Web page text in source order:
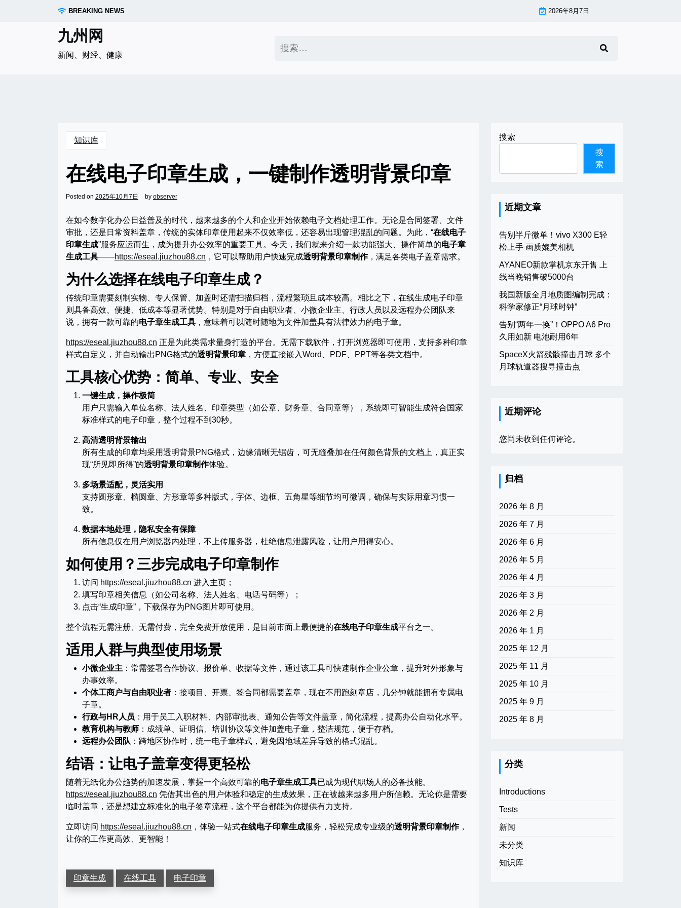
BREAKING NEWS 2026年8月7日
九州网
新闻、财经、健康
索：
知识库
在线电子印章生成，一键制作透明背景印章
Posted on 2025年10月7日 by observer
在如今数字化办公日益普及的时代，越来越多的个人和企业开始依赖电子文档处理工作。无论是合同签署、文件
审批，还是日常资料盖章，传统的实体印章使用起来不仅效率低，还容易出现管理混乱的问题。为此，“在线电子
印章生成”服务应运而生，成为提升办公效率的重要工具。今天，我们就来介绍一款功能强大、操作简单的电子章
生成工具——https://eseal.jiuzhou88.cn ，它可以帮助用户快速完成透明背景印章制作，满足各类电子盖章需求。
为什么选择在线电子印章生成？
传统印章需要刻制实物、专人保管、加盖时还需扫描归档，流程繁琐且成本较高。相比之下，在线生成电子印章
则具备高效、便捷、低成本等显著优势。特别是对于自由职业者、小微企业主、行政人员以及远程办公团队来
说，拥有一款可靠的电子章生成工具 ，意味着可以随时随地为文件加盖具有法律效力的电子章。
https://eseal.jiuzhou88.cn 正是为此类需求量身打造的平台。无需下载软件，打开浏览器即可使用，支持多种印章
样式自定义，并自动输出PNG格式的透明背景印章 ，方便直接嵌入Word、PDF、PPT等各类文档中。
工具核心优势：简单、专业、安全
一键生成，操作极简
用户只需输入单位名称、法人姓名、印章类型（如公章、财务章、合同章等），系统即可智能生成符合国家
标准样式的电子印章，整个过程不到30秒。
高清透明背景输出
所有生成的印章均采用透明背景PNG格式，边缘清晰无锯齿，可无缝叠加在任何颜色背景的文档上，真正实
现“所见即所得”的透明背景印章制作体验。
多场景适配，灵活实用
支持圆形章、椭圆章、方形章等多种版式，字体、边框、五角星等细节均可微调，确保与实际用章习惯一
致。
数据本地处理，隐私安全有保障
所有信息仅在用户浏览器内处理，不上传服务器，杜绝信息泄露风险，让用户用得安心。
如何使用？三步完成电子印章制作
访问 https://eseal.jiuzhou88.cn 进入主页；
填写印章相关信息（如公司名称、法人姓名、电话号码等）；
点击“生成印章”，下载保存为PNG图片即可使用。
整个流程无需注册、无需付费，完全免费开放使用，是目前市面上最便捷的在线电子印章生成平台之一。
适用人群与典型使用场景
小微企业主 ：常需签署合作协议、报价单、收据等文件，通过该工具可快速制作企业公章，提升对外形象与
办事效率。
个体工商户与自由职业者 ：接项目、开票、签合同都需要盖章，现在不用跑刻章店，几分钟就能拥有专属电
子章。
行政与HR人员 ：用于员工入职材料、内部审批表、通知公告等文件盖章，简化流程，提高办公自动化水平。
教育机构与教师 ：成绩单、证明信、培训协议等文件加盖电子章，整洁规范，便于存档。
远程办公团队 ：跨地区协作时，统一电子章样式，避免因地域差异导致的格式混乱。
结语：让电子盖章变得更轻松
随着无纸化办公趋势的加速发展，掌握一个高效可靠的电子章生成工具已成为现代职场人的必备技能。
https://eseal.jiuzhou88.cn 凭借其出色的用户体验和稳定的生成效果，正在被越来越多用户所信赖。无论你是需要
临时盖章，还是想建立标准化的电子签章流程，这个平台都能为你提供有力支持。
立即访问 https://eseal.jiuzhou88.cn ，体验一站式在线电子印章生成服务，轻松完成专业级的透明背景印章制作，
让你的工作更高效、更智能！
印章生成 在线工具 电子印章
搜索
搜
索
近期文章
告别半斤微单！vivo X300 E轻
松上手 画质媲美相机
AYANEO新款掌机京东开售 上
线当晚销售破5000台
我国新版全月地质图编制完成：
科学家修正“月球时钟”
告别“两年一换”！OPPO A6 Pro
久用如新 电池耐用6年
SpaceX火箭残骸撞击月球 多个
月球轨道器搜寻撞击点
近期评论
您尚未收到任何评论。
归档
2026 年 8 月
2026 年 7 月
2026 年 6 月
2026 年 5 月
2026 年 4 月
2026 年 3 月
2026 年 2 月
2026 年 1 月
2025 年 12 月
2025 年 11 月
2025 年 10 月
2025 年 9 月
2025 年 8 月
分类
Introductions
Tests
新闻
未分类
知识库